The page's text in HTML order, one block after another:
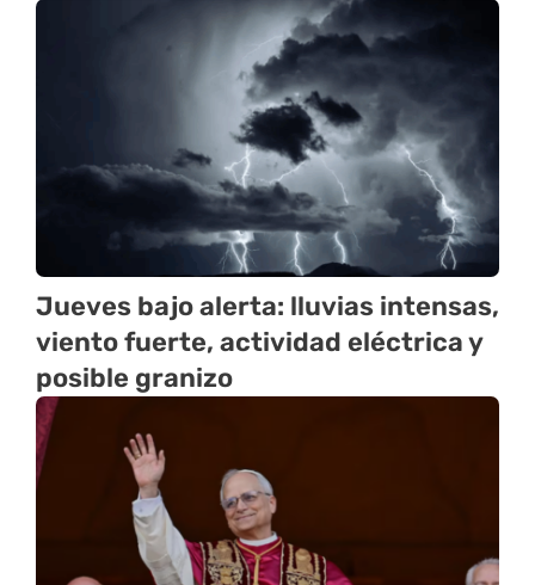
Jueves bajo alerta: lluvias intensas,
viento fuerte, actividad eléctrica y
posible granizo